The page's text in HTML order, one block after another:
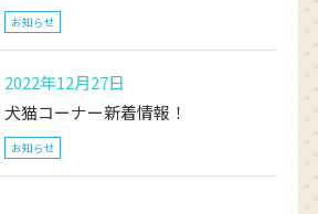
お知らせ
2022年12月27日
犬猫コーナー新着情報！
お知らせ